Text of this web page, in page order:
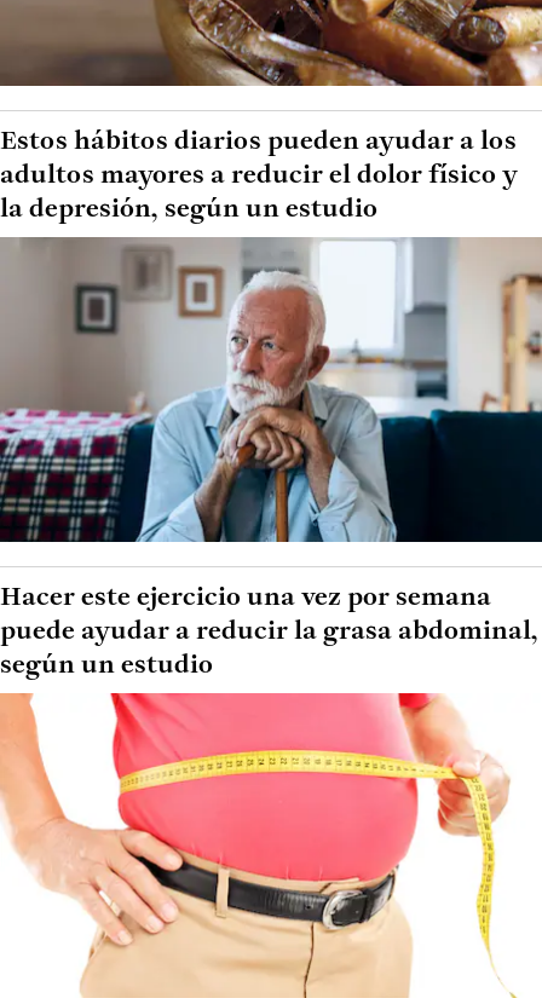
Estos hábitos diarios pueden ayudar a los
adultos mayores a reducir el dolor físico y
la depresión, según un estudio
Hacer este ejercicio una vez por semana
puede ayudar a reducir la grasa abdominal,
según un estudio